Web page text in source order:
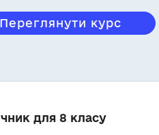
Переглянути курс
для 8 класу